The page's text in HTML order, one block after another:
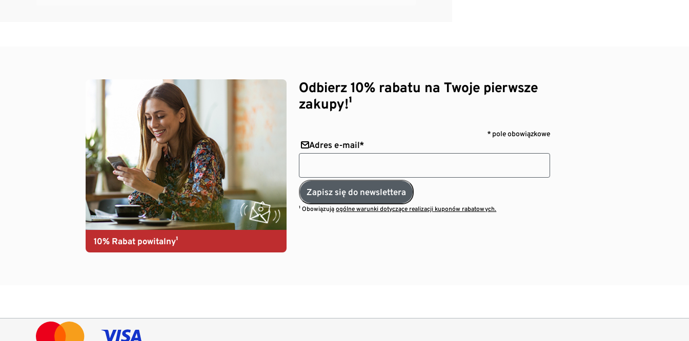
10% Rabat powitalny¹
Odbierz 10% rabatu na Twoje pierwsze
zakupy!¹
* pole obowiązkowe
Adres e-mail*
Zapisz się do newslettera
¹ Obowiązująogólne warunki dotyczące realizacji kuponów rabatowych.